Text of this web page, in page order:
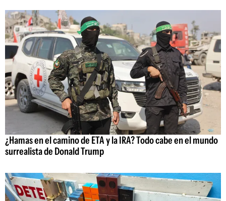
¿Hamas en el camino de ETA y la IRA? Todo cabe en el mundo
surrealista de Donald Trump